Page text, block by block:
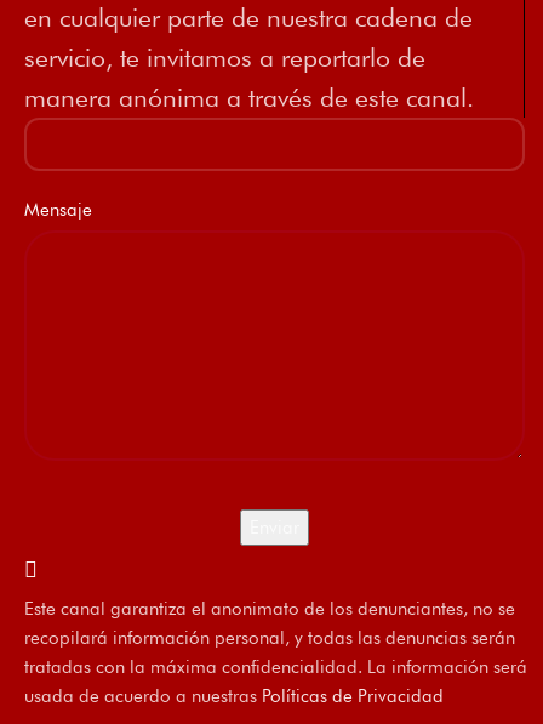
en cualquier parte de nuestra cadena de
servicio, te invitamos a reportarlo de
manera anónima a través de este canal.
Mensaje
Este canal garantiza el anonimato de los denunciantes, no se
recopilará información personal, y todas las denuncias serán
tratadas con la máxima confidencialidad. La información será
usada de acuerdo a nuestras Políticas de Privacidad